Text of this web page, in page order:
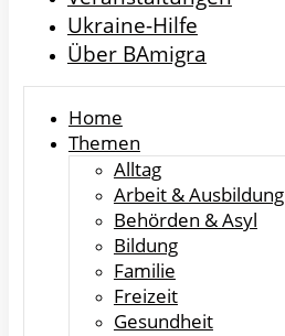
Ukraine-Hilfe
Über BAmigra
Home
Themen
Alltag
Arbeit & Ausbildung
Behörden & Asyl
Bildung
Familie
Freizeit
Gesundheit